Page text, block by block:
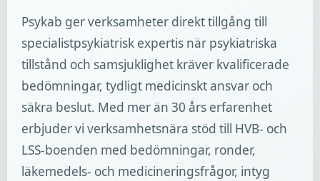
Psykab ger verksamheter direkt tillgång till
specialistpsykiatrisk expertis när psykiatriska
tillstånd och samsjuklighet kräver kvalificerade
bedömningar, tydligt medicinskt ansvar och
säkra beslut. Med mer än 30 års erfarenhet
erbjuder vi verksamhetsnära stöd till HVB- och
LSS-boenden med bedömningar, ronder,
läkemedels- och medicineringsfrågor, intyg